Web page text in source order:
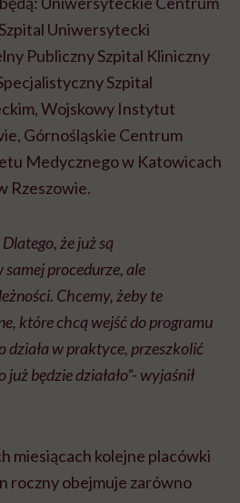
Uniwersytecki
Publiczny Szpital Kliniczny
Szpital
Wojskowy Instytut
Górnośląskie Centrum
Medycznego w Katowicach
Rzeszowie.
że już są
procedurze, ale
Chcemy, żeby te
które chcą wejść do programu
działa w praktyce, przeszkolić
będzie działało”- wyjaśnił
miesiącach kolejne placówki
roczny obejmuje zarówno